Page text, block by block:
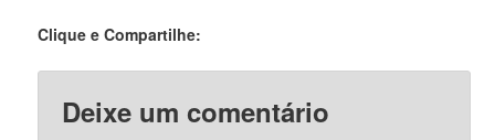
Clique e Compartilhe:
Deixe um comentário